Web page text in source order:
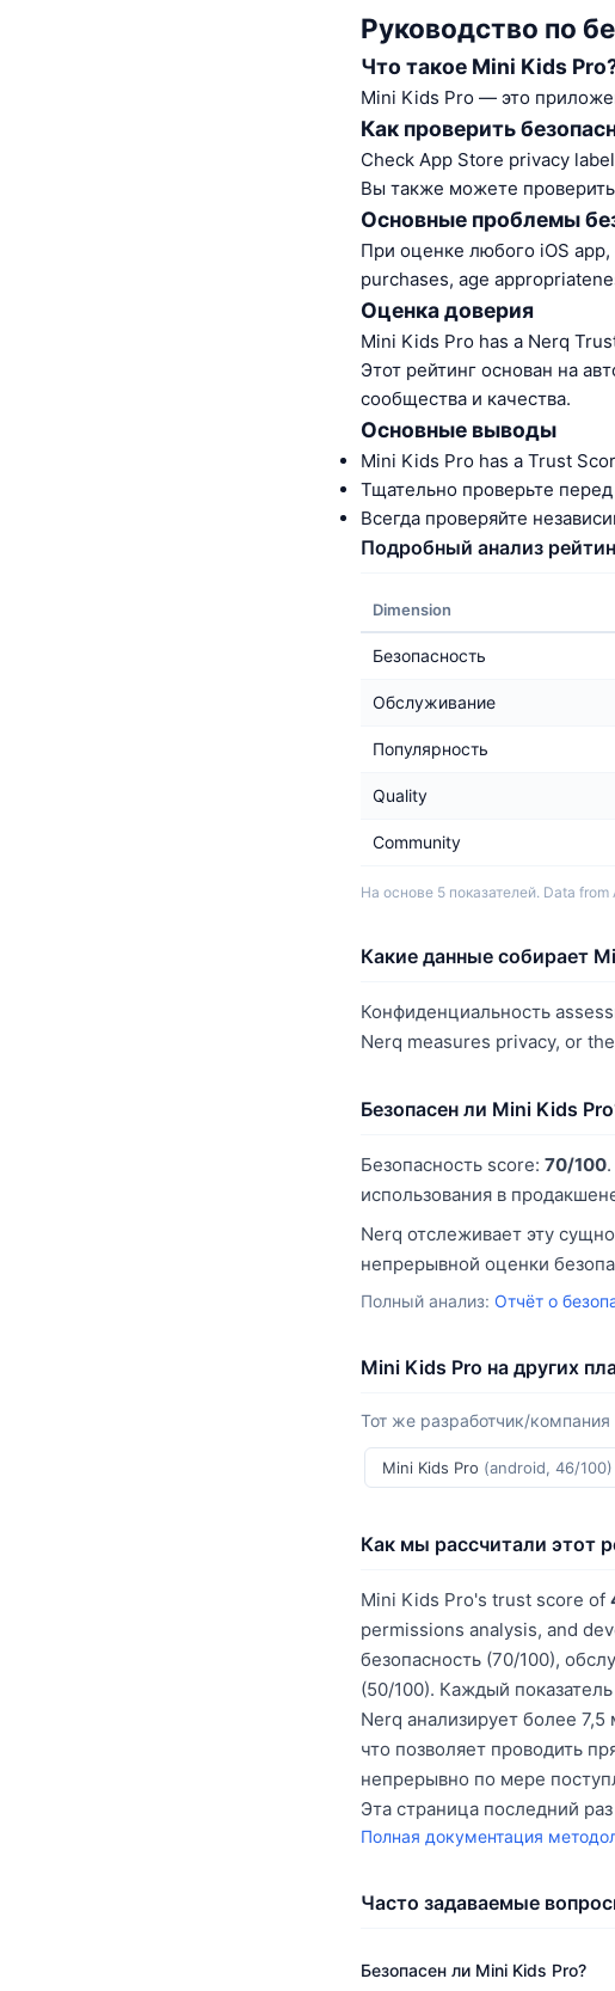
Руководство по
Что такое Mini Kids
Mini Kids Pro — это
Как проверить
Check App Store privacy
Вы также можете
Основные проблемы
При оценке любого iOS
purchases, age
Оценка доверия
Mini Kids Pro has a Nerq
Этот рейтинг основан на
сообщества и качества.
Основные выводы
Mini Kids Pro has a Trust
Тщательно проверьте
Всегда проверяйте
Подробный анализ
Dimension
Безопасность
Обслуживание
Популярность
Quality
Community
На основе 5 показателей. Data
Какие данные собирает
Конфиденциальность
Nerq measures privacy, or the
Безопасен ли Mini Kids
Безопасность score: 70/100
использования в
Nerq отслеживает эту
непрерывной оценки
Полный анализ: Отчёт о
Mini Kids Pro на других
Тот же разработчик/компания
Mini Kids Pro (android, 46/100)
Как мы рассчитали этот
Mini Kids Pro's trust score of
permissions analysis, and
безопасность (70/100),
(50/100). Каждый
Nerq анализирует более
что позволяет проводить
непрерывно по мере
Эта страница последний
Полная документация
Часто задаваемые
Безопасен ли Mini Kids Pro?